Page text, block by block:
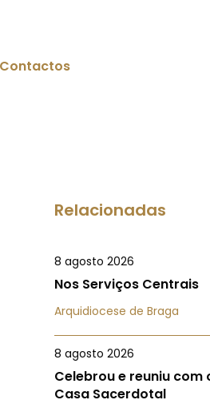
Contactos
Relacionadas
8 agosto 2026
Nos Serviços Centrais
Arquidiocese de Braga
8 agosto 2026
Celebrou e reuniu com
Casa Sacerdotal